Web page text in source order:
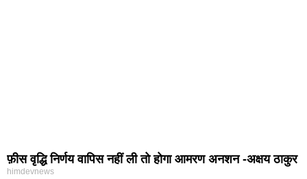
फ़ीस वृद्धि निर्णय वापिस नहीं ली तो होगा आमरण अनशन -अक्षय ठाकुर
himdevnews